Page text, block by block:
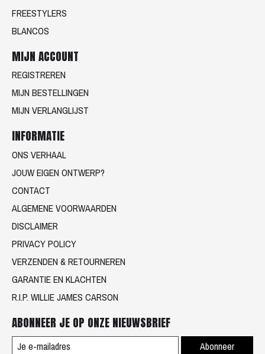
FREESTYLERS
BLANCOS
MIJN ACCOUNT
REGISTREREN
MIJN BESTELLINGEN
MIJN VERLANGLIJST
INFORMATIE
ONS VERHAAL
JOUW EIGEN ONTWERP?
CONTACT
ALGEMENE VOORWAARDEN
DISCLAIMER
PRIVACY POLICY
VERZENDEN & RETOURNEREN
GARANTIE EN KLACHTEN
R.I.P. WILLIE JAMES CARSON
ABONNEER JE OP ONZE NIEUWSBRIEF
Abonneer